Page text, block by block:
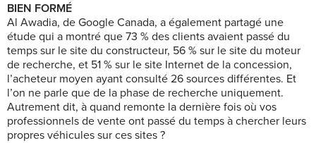
BIEN FORMÉ
Al Awadia, de Google Canada, a également partagé une
étude qui a montré que 73 % des clients avaient passé du
temps sur le site du constructeur, 56 % sur le site du moteur
de recherche, et 51 % sur le site Internet de la concession,
l’acheteur moyen ayant consulté 26 sources différentes. Et
l’on ne parle que de la phase de recherche uniquement.
Autrement dit, à quand remonte la dernière fois où vos
professionnels de vente ont passé du temps à chercher leurs
propres véhicules sur ces sites ?